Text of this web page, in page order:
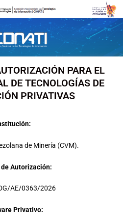
PARA EL
DE TECNOLOGÍAS DE
PRIVATIVAS
de Minería (CVM).
Autorización:
AE/0363/2026
Privativo: